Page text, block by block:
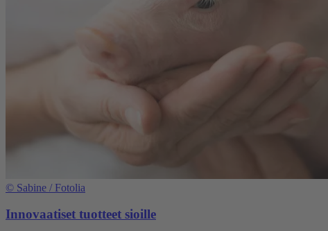
© Sabine / Fotolia
Innovaatiset tuotteet sioille